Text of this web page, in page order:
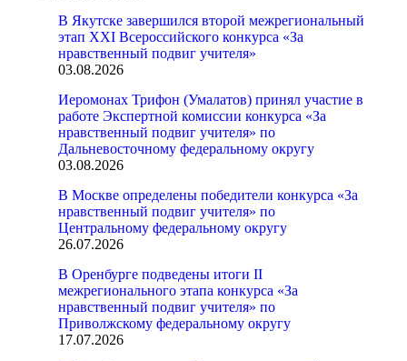
В Якутске завершился второй межрегиональный
этап XXI Всероссийского конкурса «За
нравственный подвиг учителя»
03.08.2026
Иеромонах Трифон (Умалатов) принял участие в
работе Экспертной комиссии конкурса «За
нравственный подвиг учителя» по
Дальневосточному федеральному округу
03.08.2026
В Москве определены победители конкурса «За
нравственный подвиг учителя» по
Центральному федеральному округу
26.07.2026
В Оренбурге подведены итоги II
межрегионального этапа конкурса «За
нравственный подвиг учителя» по
Приволжскому федеральному округу
17.07.2026